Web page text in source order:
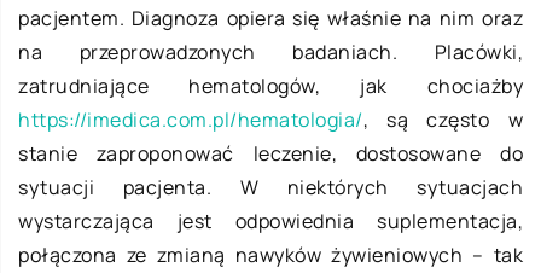
pacjentem. Diagnoza opiera się właśnie na nim oraz
na przeprowadzonych badaniach. Placówki,
zatrudniające hematologów, jak chociażby
https://imedica.com.pl/hematologia/, są często w
stanie zaproponować leczenie, dostosowane do
sytuacji pacjenta. W niektórych sytuacjach
wystarczająca jest odpowiednia suplementacja,
połączona ze zmianą nawyków żywieniowych – tak